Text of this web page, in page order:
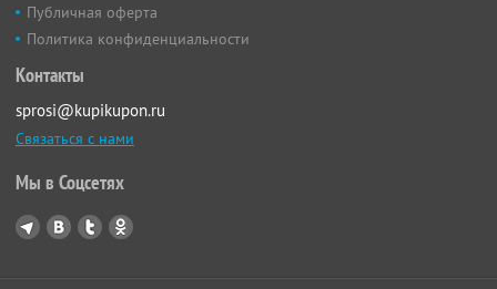
Публичная оферта
Политика конфиденциальности
Контакты
sprosi@kupikupon.ru
Связаться с нами
Мы в Соцсетях